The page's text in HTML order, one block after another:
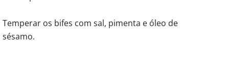
Temperar os bifes com sal, pimenta e óleo de
sésamo.